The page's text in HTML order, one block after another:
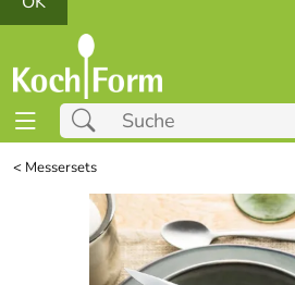
< Messersets